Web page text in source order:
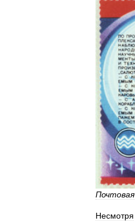
Почтовая
Несмотря